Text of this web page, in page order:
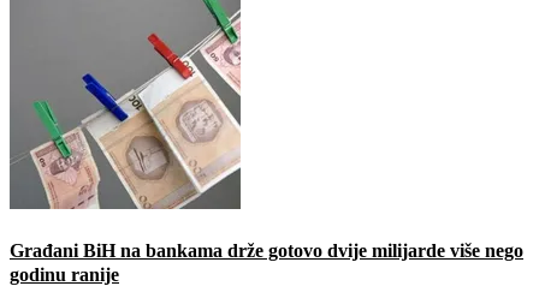
Građani BiH na bankama drže gotovo dvije milijarde više nego
godinu ranije